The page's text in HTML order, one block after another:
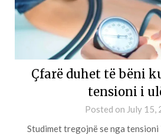
Çfarë duhet të bëni
tensioni i
Posted on July 15,
Studimet tregojnë se nga tensioni